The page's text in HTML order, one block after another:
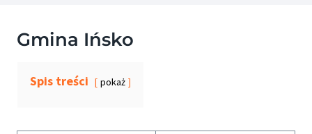
Gmina Ińsko
Spis treści pokaż